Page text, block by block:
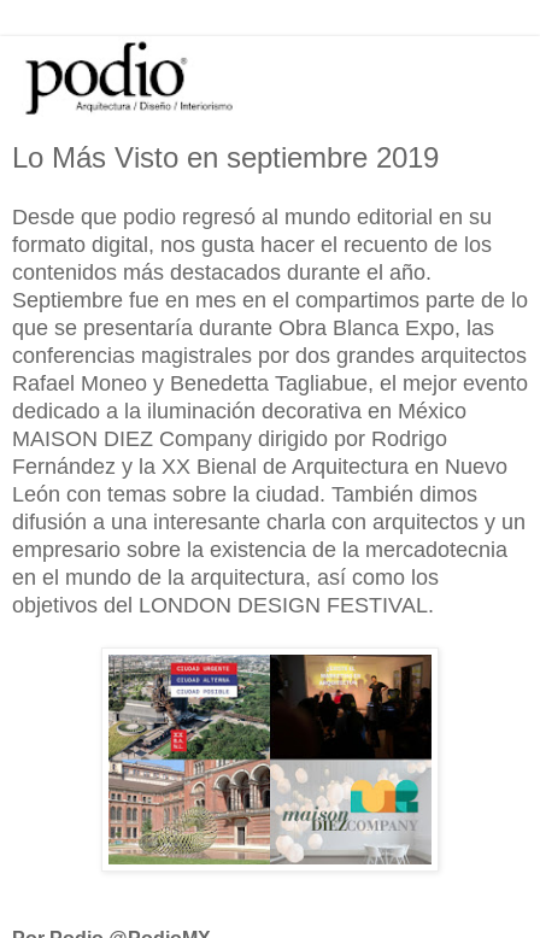
Lo Más Visto en septiembre 2019
Desde que podio regresó al mundo editorial en su
formato digital, nos gusta hacer el recuento de los
contenidos más destacados durante el año.
Septiembre fue en mes en el compartimos parte de lo
que se presentaría durante Obra Blanca Expo, las
conferencias magistrales por dos grandes arquitectos
Rafael Moneo y Benedetta Tagliabue, el mejor evento
dedicado a la iluminación decorativa en México
MAISON DIEZ Company dirigido por Rodrigo
Fernández y la XX Bienal de Arquitectura en Nuevo
León con temas sobre la ciudad. También dimos
difusión a una interesante charla con arquitectos y un
empresario sobre la existencia de la mercadotecnia
en el mundo de la arquitectura, así como los
objetivos del LONDON DESIGN FESTIVAL.